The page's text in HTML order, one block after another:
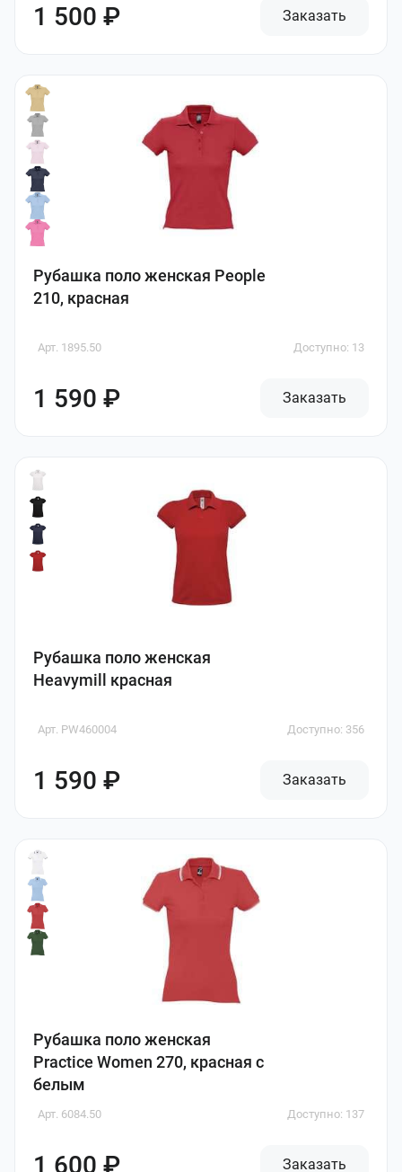
1 500 ₽ Заказать
Рубашка поло женская People
210, красная
Арт. 1895.50 Доступно: 13
1 590 ₽ Заказать
Рубашка поло женская
Heavymill красная
Арт. PW460004 Доступно: 356
1 590 ₽ Заказать
Рубашка поло женская
Practice Women 270, красная с
белым
Арт. 6084.50 Доступно: 137
1 600 ₽ Заказать